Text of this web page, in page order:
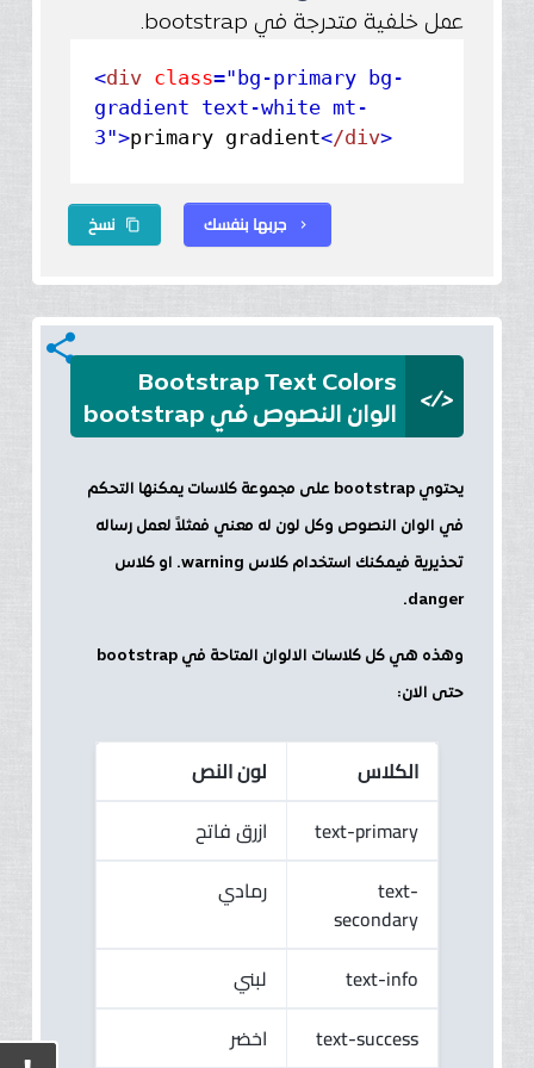
عمل خلفية متدرجة في bootstrap.
<div class="bg-primary bg-
gradient text-white mt-
3">primary gradient</div>
نسخ content_copy جربها بنفسك chevron_right
share
</>
Bootstrap Text Colors
الوان النصوص في bootstrap
يحتوي bootstrap على مجموعة كلاسات يمكنها التحكم
في الوان النصوص وكل لون له معني فمثلاً لعمل رساله
تحذيرية فيمكنك استخدام كلاس warning. او كلاس
danger.
وهذه هي كل كلاسات الالوان المتاحة في bootstrap
حتى الان:
الكلاس
لون النص
text-primary
ازرق فاتح
text-
secondary
رمادي
text-info
لبني
text-success
اخضر